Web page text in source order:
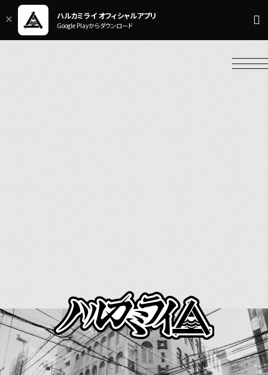
ハルカミライ オフィシャルアプリ
Google Playからダウンロード
NEWS